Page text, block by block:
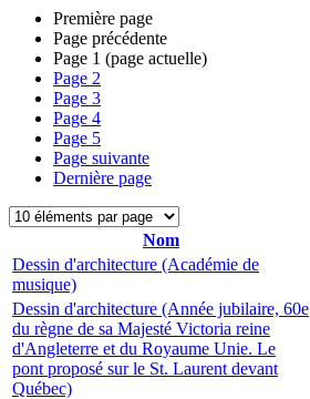
Première page
Page précédente
Page 1 (page actuelle)
Page 2
Page 3
Page 4
Page 5
Page suivante
Dernière page
Nom
Dessin d'architecture (Académie de
musique)
Dessin d'architecture (Année jubilaire, 60e
du règne de sa Majesté Victoria reine
d'Angleterre et du Royaume Unie. Le
pont proposé sur le St. Laurent devant
Québec)